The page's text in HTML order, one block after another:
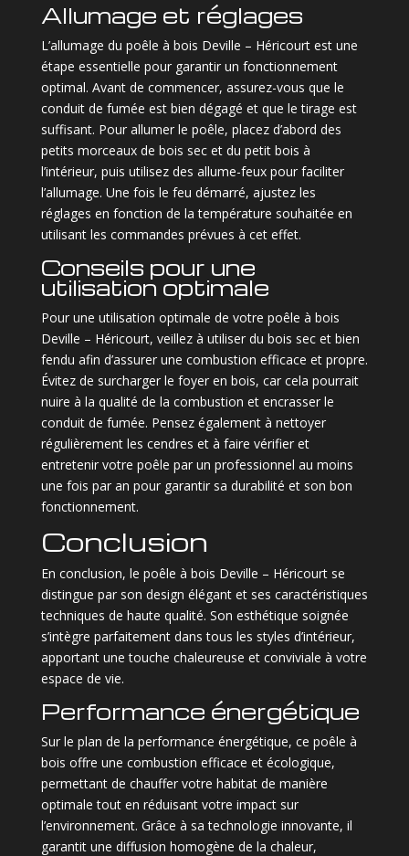
Allumage et réglages
L’allumage du poêle à bois Deville – Héricourt est une
étape essentielle pour garantir un fonctionnement
optimal. Avant de commencer, assurez-vous que le
conduit de fumée est bien dégagé et que le tirage est
suffisant. Pour allumer le poêle, placez d’abord des
petits morceaux de bois sec et du petit bois à
l’intérieur, puis utilisez des allume-feux pour faciliter
l’allumage. Une fois le feu démarré, ajustez les
réglages en fonction de la température souhaitée en
utilisant les commandes prévues à cet effet.
Conseils pour une
utilisation optimale
Pour une utilisation optimale de votre poêle à bois
Deville – Héricourt, veillez à utiliser du bois sec et bien
fendu afin d’assurer une combustion efficace et propre.
Évitez de surcharger le foyer en bois, car cela pourrait
nuire à la qualité de la combustion et encrasser le
conduit de fumée. Pensez également à nettoyer
régulièrement les cendres et à faire vérifier et
entretenir votre poêle par un professionnel au moins
une fois par an pour garantir sa durabilité et son bon
fonctionnement.
Conclusion
En conclusion, le poêle à bois Deville – Héricourt se
distingue par son design élégant et ses caractéristiques
techniques de haute qualité. Son esthétique soignée
s’intègre parfaitement dans tous les styles d’intérieur,
apportant une touche chaleureuse et conviviale à votre
espace de vie.
Performance énergétique
Sur le plan de la performance énergétique, ce poêle à
bois offre une combustion efficace et écologique,
permettant de chauffer votre habitat de manière
optimale tout en réduisant votre impact sur
l’environnement. Grâce à sa technologie innovante, il
garantit une diffusion homogène de la chaleur,